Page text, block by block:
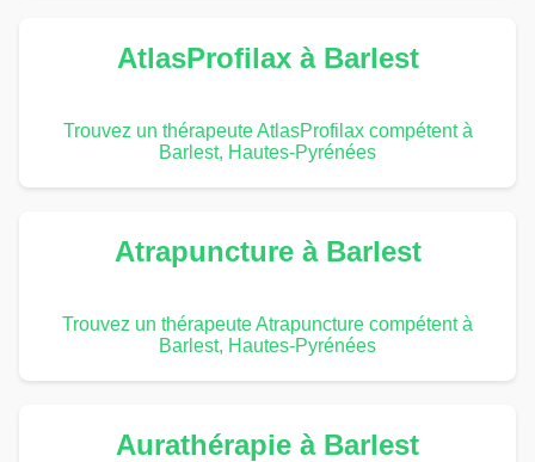
AtlasProfilax à Barlest
Trouvez un thérapeute AtlasProfilax compétent à
Barlest, Hautes-Pyrénées
Atrapuncture à Barlest
Trouvez un thérapeute Atrapuncture compétent à
Barlest, Hautes-Pyrénées
Aurathérapie à Barlest